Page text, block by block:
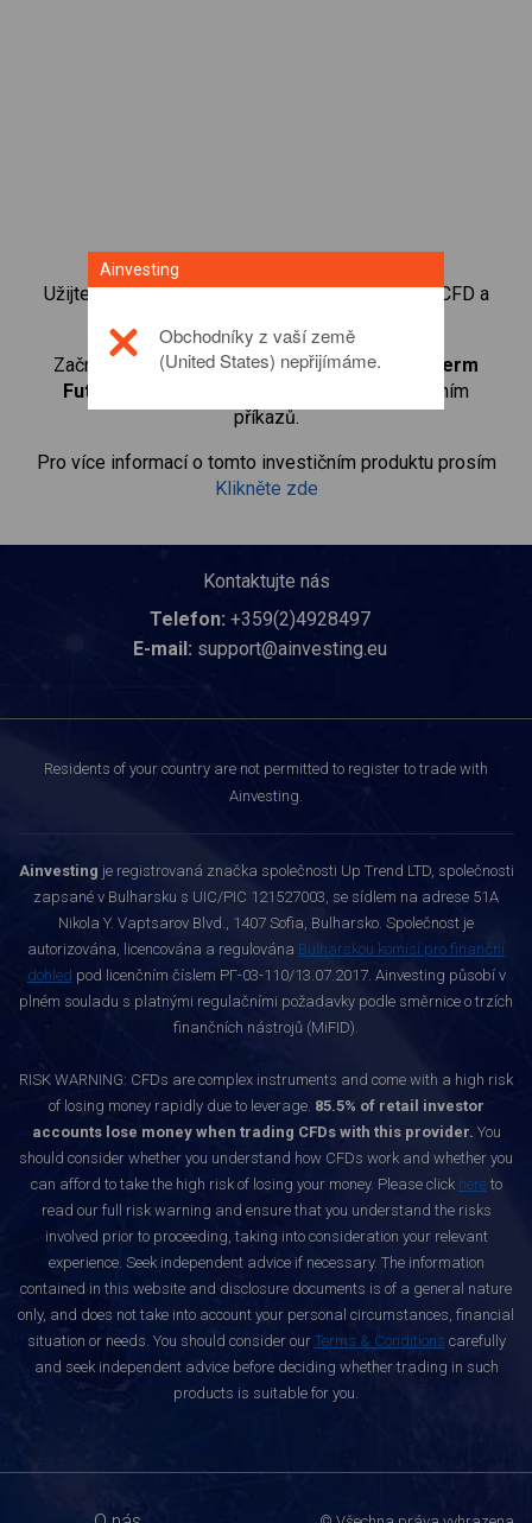
Užijte si výhod členství v neustále se rozvíjející CFD a
Začněte obchodovat CFD naUltra VIX Short-Term
Futures
s nízkými spready a rychlým prováděním
příkazů.
Pro více informací o tomto investičním produktu prosím
Klikněte zde
Kontaktujte nás
Telefon: +359(2)4928497
E-mail: support@ainvesting.eu
Residents of your country are not permitted to register to trade with
Ainvesting.
Ainvesting je registrovaná značka společnosti Up Trend LTD, společnosti
zapsané v Bulharsku s UIC/PIC 121527003, se sídlem na adrese 51A
Nikola Y. Vaptsarov Blvd., 1407 Sofia, Bulharsko. Společnost je
autorizována, licencována a regulována Bulharskou komisí pro finanční
dohled pod licenčním číslem РГ-03-110/13.07.2017. Ainvesting působí v
plném souladu s platnými regulačními požadavky podle směrnice o trzích
finančních nástrojů (MiFID).
RISK WARNING: CFDs are complex instruments and come with a high risk
of losing money rapidly due to leverage. 85.5% of retail investor
accounts lose money when trading CFDs with this provider. You
should consider whether you understand how CFDs work and whether you
can afford to take the high risk of losing your money. Please click hereto
read our full risk warning and ensure that you understand the risks
involved prior to proceeding, taking into consideration your relevant
experience. Seek independent advice if necessary. The information
contained in this website and disclosure documents is of a general nature
only, and does not take into account your personal circumstances, financial
situation or needs. You should consider our Terms & Conditions carefully
and seek independent advice before deciding whether trading in such
products is suitable for you.
Ainvesting
Obchodníky z vaší země
(United States) nepřijímáme.